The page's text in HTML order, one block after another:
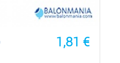
1,81 €